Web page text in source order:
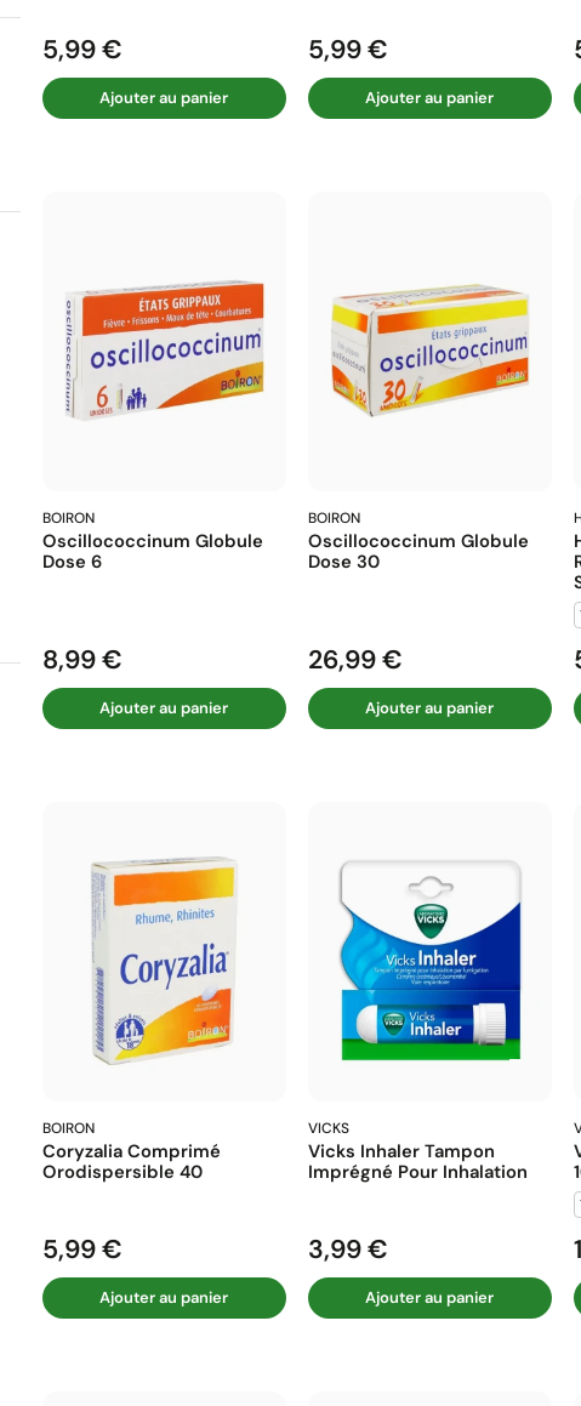
Prix
5,99 €
Ajouter au panier
Prix
5,99 €
Ajouter au panier
BOIRON
Oscillococcinum Globule
Dose 6
Prix
8,99 €
Ajouter au panier
BOIRON
Oscillococcinum Globule
Dose 30
Prix
26,99 €
Ajouter au panier
BOIRON
Coryzalia Comprimé
Orodispersible 40
Prix
5,99 €
Ajouter au panier
VICKS
Vicks Inhaler Tampon
Imprégné Pour Inhalation
Prix
3,99 €
Ajouter au panier